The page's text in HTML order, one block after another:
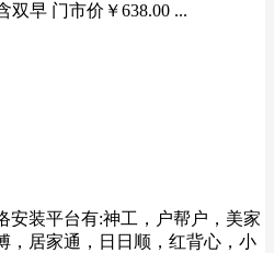
双早 门市价￥638.00 ...
安装平台有:神工，户帮户，美家
，居家通，日日顺，红背心，小